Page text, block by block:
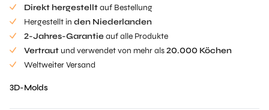
Direkt hergestelltauf Bestellung
Hergestellt in den Niederlanden
2-Jahres-Garantieauf alle Produkte
Vertraut und verwendet von mehr als20.000 Köchen
Weltweiter Versand
3D-Molds